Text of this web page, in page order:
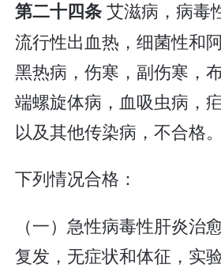
第二十四条艾滋病，病毒
流行性出血热，细菌性和
黑热病，伤寒，副伤寒，
端螺旋体病，血吸虫病，
以及其他传染病，不合格。
下列情况合格：
（一）急性病毒性肝炎治
复发，无症状和体征，实